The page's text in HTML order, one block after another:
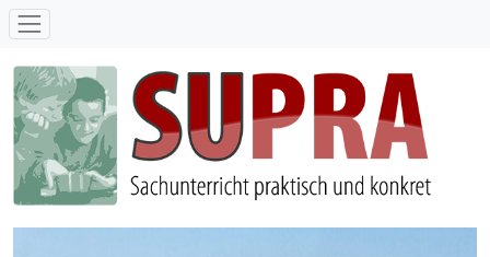
SUPRA - Sachunterricht praktisch und konkret